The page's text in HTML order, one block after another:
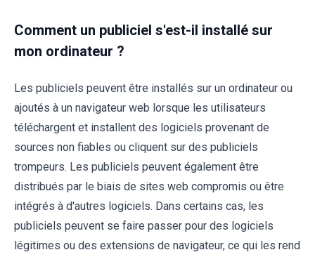
Comment un publiciel s'est-il installé sur
mon ordinateur ?
Les publiciels peuvent être installés sur un ordinateur ou
ajoutés à un navigateur web lorsque les utilisateurs
téléchargent et installent des logiciels provenant de
sources non fiables ou cliquent sur des publiciels
trompeurs. Les publiciels peuvent également être
distribués par le biais de sites web compromis ou être
intégrés à d'autres logiciels. Dans certains cas, les
publiciels peuvent se faire passer pour des logiciels
légitimes ou des extensions de navigateur, ce qui les rend